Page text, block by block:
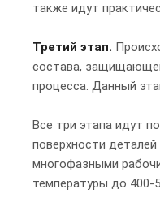
также идут
Третий этап.
состава,
процесса. Данный
Все три этапа идут
поверхности
многофазными
температуры до 400-